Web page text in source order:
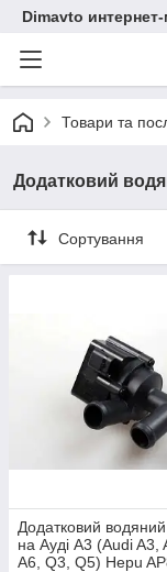
Dimavto интернет-
Товари та
Додатковий
Сортування
Додатковий
на Ауді A3 (Audi A3,
A6, Q3, Q5) Hepu